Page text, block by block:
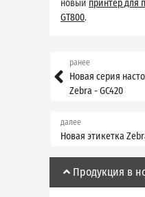
новый принтер для
GT800.
ранее
Новая серия
Zebra - GC420
далее
Новая этикетка
Продукция в